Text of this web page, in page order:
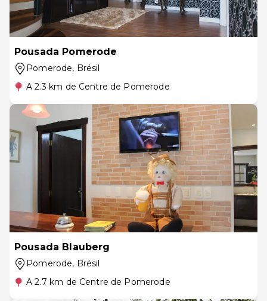
Pousada Pomerode
Pomerode, Brésil
A 2.3 km de Centre de Pomerode
Pousada Blauberg
Pomerode, Brésil
A 2.7 km de Centre de Pomerode